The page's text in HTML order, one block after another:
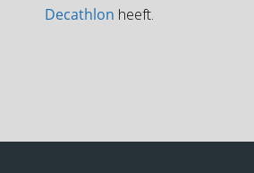
Decathlon heeft.